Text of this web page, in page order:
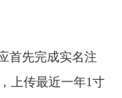
首先完成实名注
上传最近一年1寸